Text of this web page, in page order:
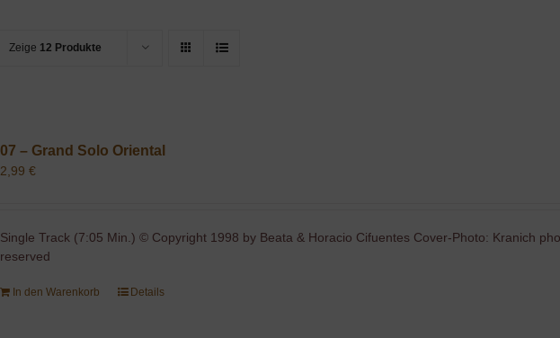
Zeige 12 Produkte
07 – Grand Solo Oriental
2,99€
Single Track (7:05 Min.) © Copyright 1998 by Beata & Horacio Cifuentes Cover-Photo: Kranich
reserved
In den Warenkorb Details